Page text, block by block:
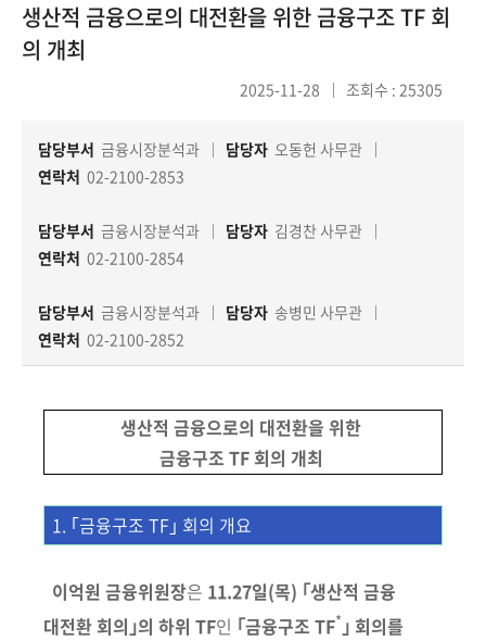
참
여
마
책
공
개
생산적 금융으로의 대전환을 위한 금융구조 TF 회
의 개최
2025-11-28 조회수 : 25305
담당부서 금융시장분석과 담당자 오동헌 사무관
연락처 02-2100-2853
담당부서 금융시장분석과 담당자 김경찬 사무관
연락처 02-2100-2854
담당부서 금융시장분석과 담당자 송병민 사무관
연락처 02-2100-2852
생산적 금융으로의 대전환을 위한
금융구조 TF 회의 개최
1. ｢금융구조 TF｣ 회의 개요
이억원 금융위원장은 11.27일(목) ｢생산적 금융
대전환 회의｣의 하위 TF인 ｢금융구조 TF* ｣ 회의를